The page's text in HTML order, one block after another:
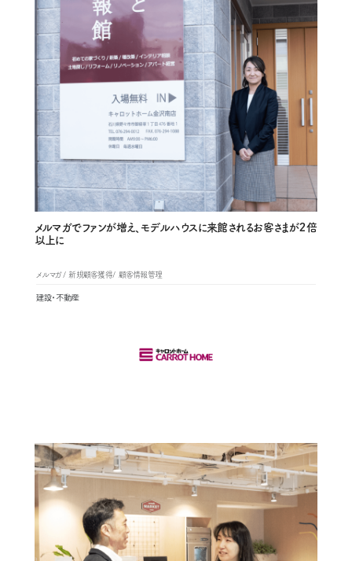
メルマガでファンが増え、モデルハウスに来館されるお客さまが２倍
以上に
メルマガ 新規顧客獲得 顧客情報管理
建設・不動産